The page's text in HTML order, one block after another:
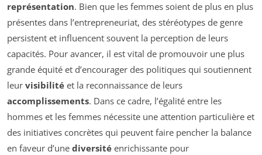
représentation. Bien que les femmes soient de plus en plus
présentes dans l’entrepreneuriat, des stéréotypes de genre
persistent et influencent souvent la perception de leurs
capacités. Pour avancer, il est vital de promouvoir une plus
grande équité et d’encourager des politiques qui soutiennent
leur visibilité et la reconnaissance de leurs
accomplissements. Dans ce cadre, l’égalité entre les
hommes et les femmes nécessite une attention particulière et
des initiatives concrètes qui peuvent faire pencher la balance
en faveur d’une diversité enrichissante pour